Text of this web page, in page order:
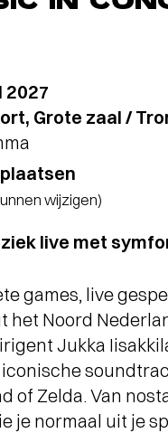
2027
Grote zaal /
wijzigen)
live met
games, live
het Noord
Jukka
of Zelda. Van
je normaal uit je